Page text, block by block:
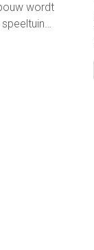
wordt